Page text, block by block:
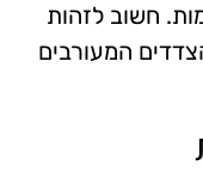
חשוב לזהות
המעורבים